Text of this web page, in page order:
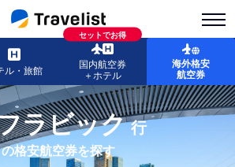
ル・旅館
セットでお得
国内航空券
＋ホテル
海外格安
航空券
ラビック行
の格安航空券を探す